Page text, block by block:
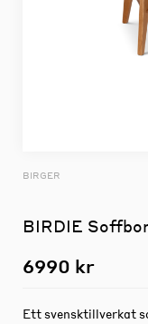
BIRGER
BIRDIE
6990 kr
Ett svensktillverkat